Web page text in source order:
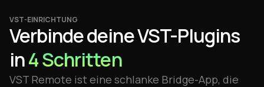
VST-EINRICHTUNG
Verbinde deine VST-Plugins
in4 Schritten
VST Remote ist eine schlanke Bridge-App, die